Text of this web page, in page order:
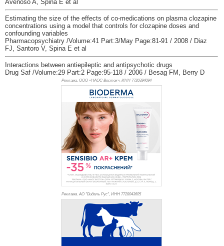
Avenoso A, Spina E et al
Estimating the size of the effects of co-medications on plasma clozapine
concentrations using a model that controls for clozapine doses and
confounding variables
Pharmacopsychiatry /Volume:41 Part:3/May Page:81-91 / 2008 / Diaz
FJ, Santoro V, Spina E et al
Interactions between antiepileptic and antipsychotic drugs
Drug Saf /Volume:29 Part:2 Page:95-118 / 2006 / Besag FM, Berry D
Реклама. ООО «НАОС Восток», ИНН 7720394094
Реклама. АО "Видаль Рус", ИНН 7728043605